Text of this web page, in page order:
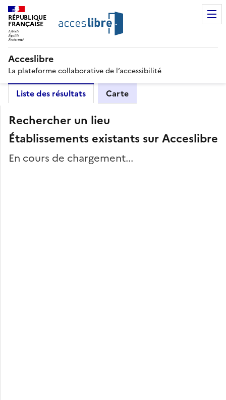
RÉPUBLIQUE
FRANÇAISE
Acceslibre
La plateforme collaborative de l’accessibilité
Liste des résultats Carte
Rechercher un lieu
Établissements existants sur Acceslibre
En cours de chargement...